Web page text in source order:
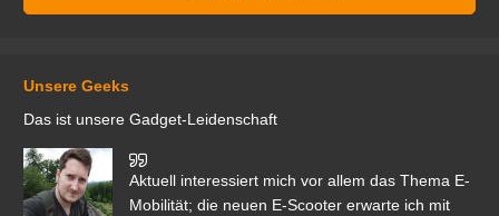
Unsere Geeks
Das ist unsere Gadget-Leidenschaft
Aktuell interessiert mich vor allem das Thema E-
Mobilität; die neuen E-Scooter erwarte ich mit